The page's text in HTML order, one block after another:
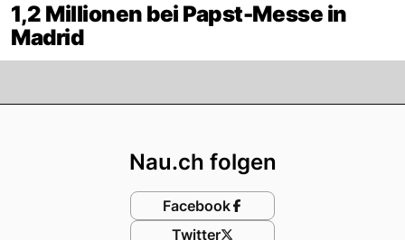
1,2 Millionen bei Papst-Messe in
Madrid
Nau.ch folgen
Facebook
Twitter